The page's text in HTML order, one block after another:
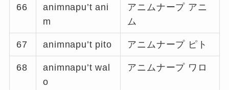
66
animnapu’t ani
m
アニムナープ アニ
ム
67 animnapu’t pito アニムナープ ピト
68
animnapu’t wal
o
アニムナープ ワロ